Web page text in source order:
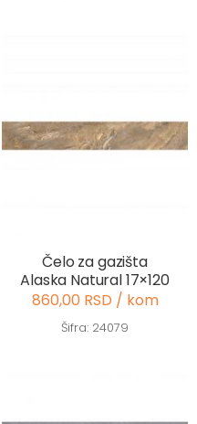
Čelo za gazišta
Alaska Natural 17×120
860,00 RSD / kom
Šifra: 24079